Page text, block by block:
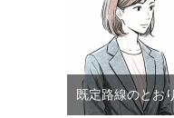
既定路線のとお